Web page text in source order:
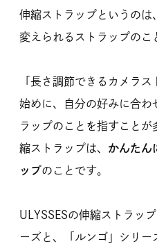
伸縮ストラップというのは
変えられるストラップのこ
「長さ調節できるカメラ
始めに、自分の好みに合わ
ラップのことを指すこと
縮ストラップは、 かんたん
ップのことです。
ULYSSESの伸縮ストラッ
ーズと、「ルンゴ」シリー